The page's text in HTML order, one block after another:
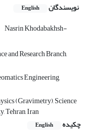
نویسندگان English
Nasrin Khodabakhsh-
and Research Branch,
Engineering,
(Gravimetry), Science
Tehran, Iran
چکیده
English